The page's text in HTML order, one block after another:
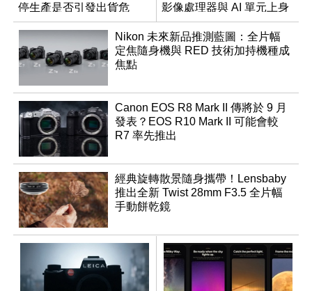
停生產是否引發出貨危
機？
影像處理器與 AI 單元上身
Nikon 未來新品推測藍圖：全片幅
定焦隨身機與 RED 技術加持機種成
焦點
Canon EOS R8 Mark II 傳將於 9 月
發表？EOS R10 Mark II 可能會較
R7 率先推出
經典旋轉散景隨身攜帶！Lensbaby
推出全新 Twist 28mm F3.5 全片幅
手動餅乾鏡